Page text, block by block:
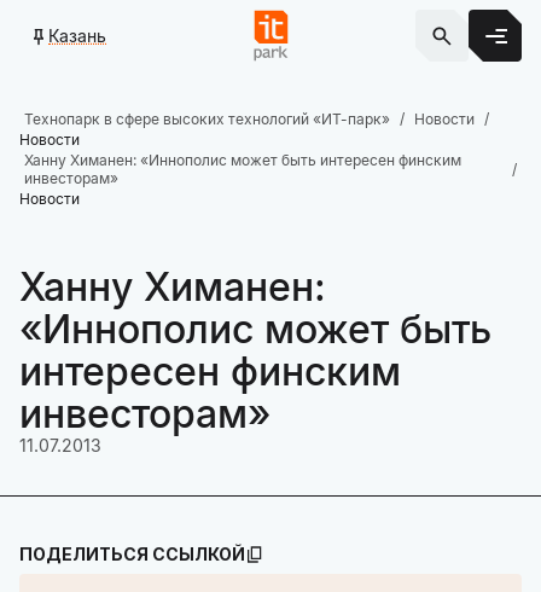
Казань
Технопарк в сфере высоких технологий «ИТ-парк»
Новости
Новости
Ханну Химанен: «Иннополис может быть интересен финским
инвесторам»
Новости
Ханну Химанен:
«Иннополис может быть
интересен финским
инвесторам»
11.07.2013
ПОДЕЛИТЬСЯ ССЫЛКОЙ